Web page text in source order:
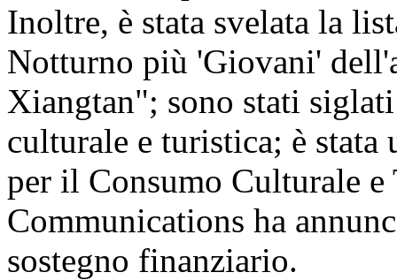
Inoltre, è stata svelata la
Notturno più 'Giovani'
Xiangtan"; sono stati
culturale e turistica; è
per il Consumo Culturale
Communications ha
sostegno finanziario.